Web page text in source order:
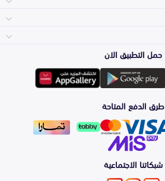
المكائن، القيرات
وملحقاتها
الشمعات
والاصطبات (الاضاءة)
الفرامل والأقمشة
لوازم الرحلات
اكسسوارات العناية
الزيوت و السوائل
الأكثر مبيعاً
التلميع والعناية
تويوتا
هيونداي
كيا
حمل التطبيق الان
طرق الدفع المتاحة
شبكاتنا الاجتماعية